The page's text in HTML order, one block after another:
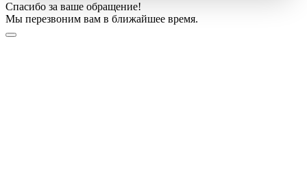
Спасибо за ваше обращение!
Мы перезвоним вам в ближайшее время.